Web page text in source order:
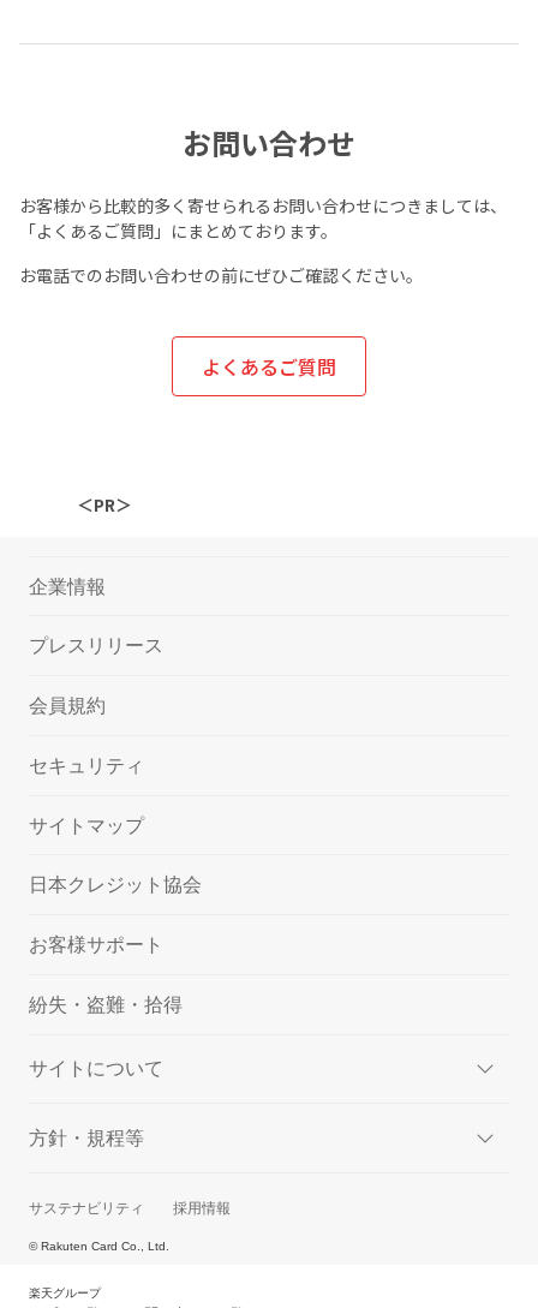
お問い合わせ
お客様から比較的多く寄せられるお問い合わせにつきましては、
「よくあるご質問」にまとめております。
お電話でのお問い合わせの前にぜひご確認ください。
よくあるご質問
＜PR＞
企業情報
プレスリリース
会員規約
セキュリティ
サイトマップ
日本クレジット協会
お客様サポート
紛失・盗難・拾得
サイトについて
方針・規程等
サステナビリティ 採用情報
© Rakuten Card Co., Ltd.
楽天グループ